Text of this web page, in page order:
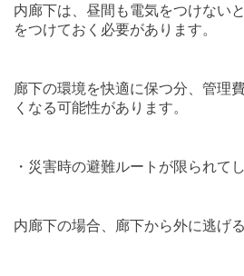
内廊下は、昼間も電気をつけない
をつけておく必要があります。
廊下の環境を快適に保つ分、管理
くなる可能性があります。
・災害時の避難ルートが限られて
内廊下の場合、廊下から外に逃げ